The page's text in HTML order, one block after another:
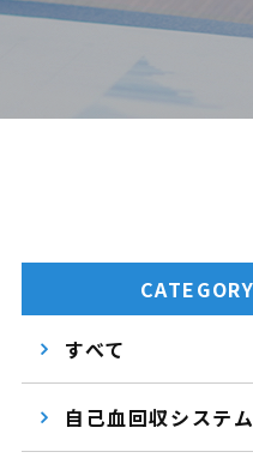
CATEGORY
すべて
自己血回収システム